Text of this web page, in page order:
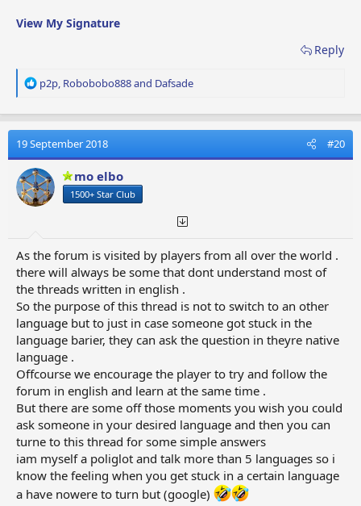
View My Signature
Reply
R
a
t
i
o
n
s
p2p, Robobobo888and Dafsade
19 September 2018 #20
mo elbo
1500+ Star Club
As the forum is visited by players from all over the world .
there will always be some that dont understand most of
the threads written in english .
So the purpose of this thread is not to switch to an other
language but to just in case someone got stuck in the
language barier, they can ask the question in theyre native
language .
Offcourse we encourage the player to try and follow the
forum in english and learn at the same time .
But there are some off those moments you wish you could
ask someone in your desired language and then you can
turne to this thread for some simple answers
iam myself a poliglot and talk more than 5 languages so i
know the feeling when you get stuck in a certain language
a have nowere to turn but (google)